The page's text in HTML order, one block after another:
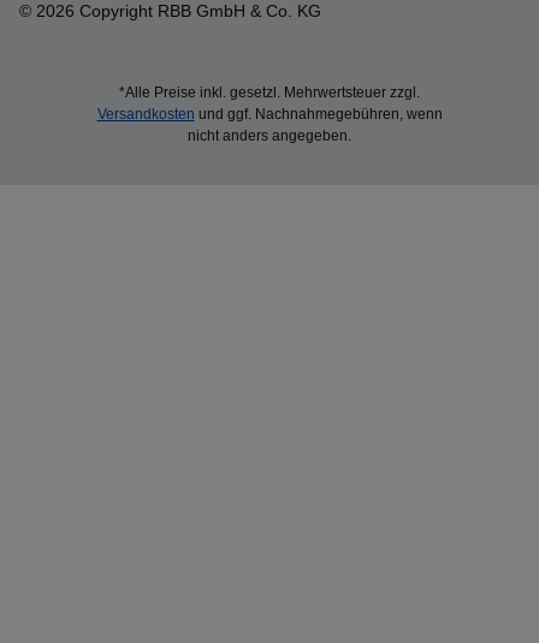
© 2026 Copyright RBB GmbH & Co. KG
*Alle Preise inkl. gesetzl. Mehrwertsteuer zzgl.
Versandkosten und ggf. Nachnahmegebühren, wenn
nicht anders angegeben.